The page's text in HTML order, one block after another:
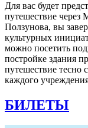
Для вас будет
путешествие через
Ползунова, вы
культурных
можно посетить
постройке здания
путешествие тесно
каждого
БИЛЕТЫ